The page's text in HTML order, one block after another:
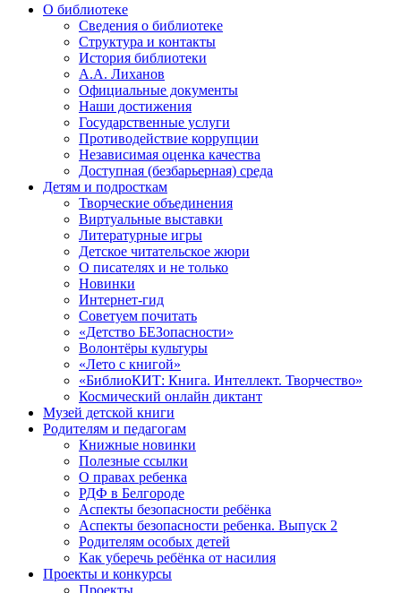
О библиотеке
Сведения о библиотеке
Структура и контакты
История библиотеки
А.А. Лиханов
Официальные документы
Наши достижения
Государственные услуги
Противодействие коррупции
Независимая оценка качества
Доступная (безбарьерная) среда
Детям и подросткам
Творческие объединения
Виртуальные выставки
Литературные игры
Детское читательское жюри
О писателях и не только
Новинки
Интернет-гид
Советуем почитать
«Детство БЕЗопасности»
Волонтёры культуры
«Лето с книгой»
«БиблиоКИТ: Книга. Интеллект. Творчество»
Космический онлайн диктант
Музей детской книги
Родителям и педагогам
Книжные новинки
Полезные ссылки
О правах ребенка
РДФ в Белгороде
Аспекты безопасности ребёнка
Аспекты безопасности ребенка. Выпуск 2
Родителям особых детей
Как уберечь ребёнка от насилия
Проекты и конкурсы
Проекты